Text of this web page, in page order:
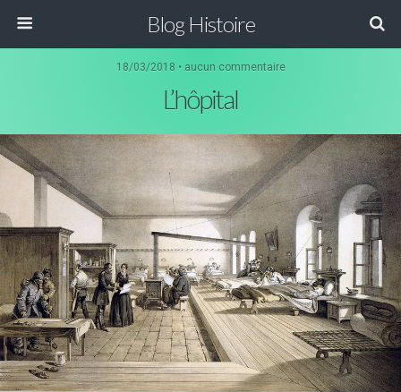
Blog Histoire
18/03/2018 • aucun commentaire
L’hôpital